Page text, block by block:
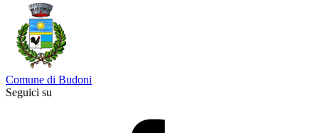
Comune di Budoni
Seguici su